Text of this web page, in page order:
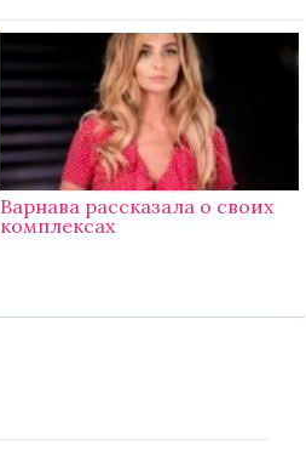
Варнава рассказала о своих
комплексах